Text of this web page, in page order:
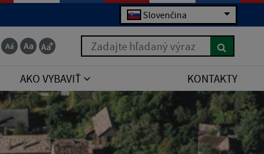
Slovenčina
Zadajte hľadaný výraz
AKO VYBAVIŤ KONTAKTY